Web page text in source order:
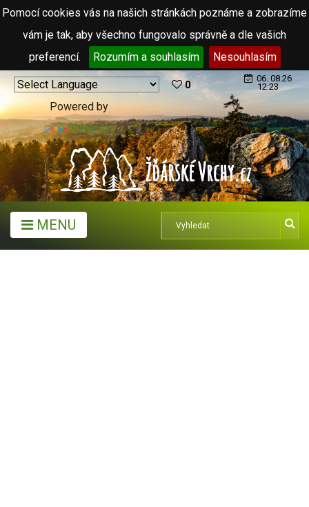
Pomocí cookies vás na našich stránkách poznáme a zobrazíme
vám je tak, aby všechno fungovalo správně a dle vašich
preferencí.
Rozumím a souhlasím Nesouhlasím
Powered by
Translate
0
06. 08.26
12:23
MENU